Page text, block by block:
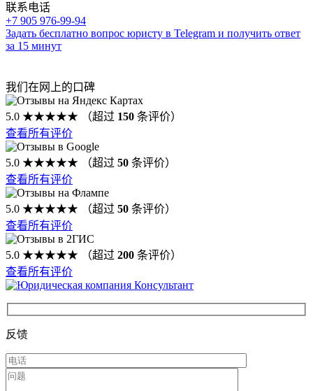
联系电话
+7 905 976-99-94
Задать бесплатно вопрос юристу в Telegram и получить ответ
за 15 минут
我们在网上的口碑
5.0 ★★★★★ （超过 150 条评价）
查看所有评价
5.0 ★★★★★ （超过 50 条评价）
查看所有评价
5.0 ★★★★★ （超过 50 条评价）
查看所有评价
5.0 ★★★★★ （超过 200 条评价）
查看所有评价
反馈